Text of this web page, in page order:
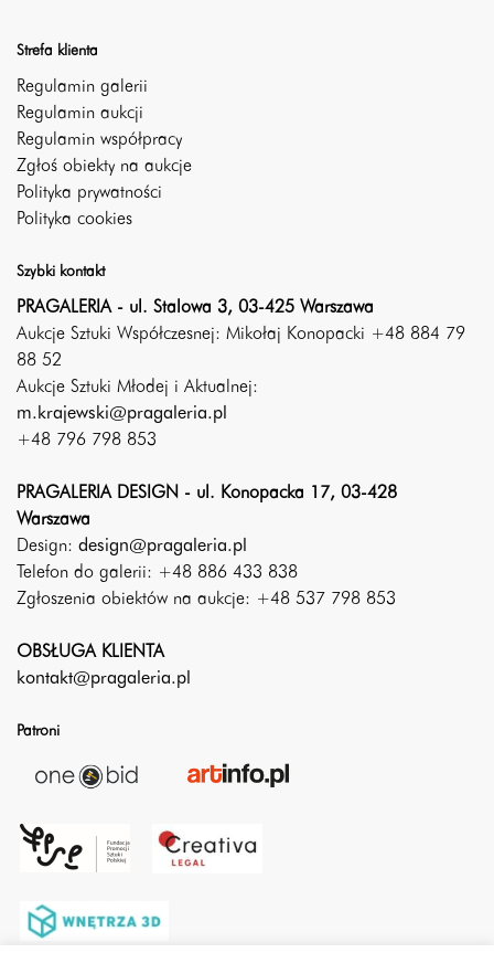
Strefa klienta
Regulamin galerii
Regulamin aukcji
Regulamin współpracy
Zgłoś obiekty na aukcje
Polityka prywatności
Polityka cookies
Szybki kontakt
PRAGALERIA - ul. Stalowa 3, 03-425 Warszawa
Aukcje Sztuki Współczesnej: Mikołaj Konopacki +48 884 79
88 52
Aukcje Sztuki Młodej i Aktualnej:
m.krajewski@pragaleria.pl
+48 796 798 853
PRAGALERIA DESIGN - ul. Konopacka 17, 03-428
Warszawa
Design: design@pragaleria.pl
Telefon do galerii: +48 886 433 838
Zgłoszenia obiektów na aukcje: +48 537 798 853
OBSŁUGA KLIENTA
kontakt@pragaleria.pl
Patroni